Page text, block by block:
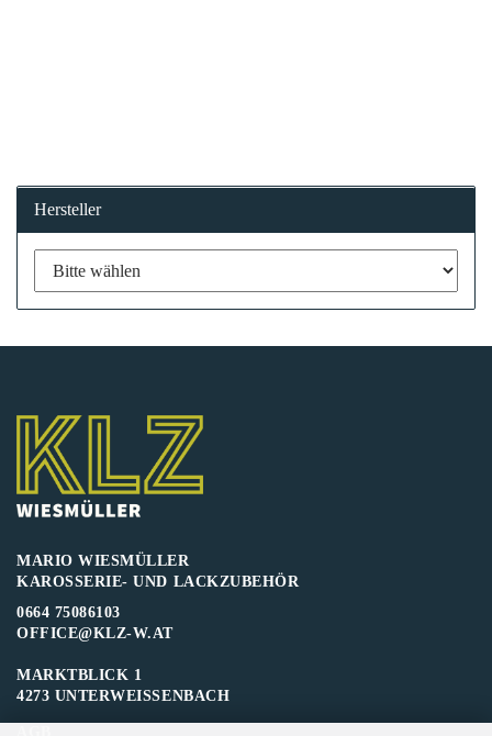
Hersteller
MARIO WIESMÜLLER
KAROSSERIE- UND LACKZUBEHÖR
0664 75086103
OFFICE@KLZ-W.AT
MARKTBLICK 1
4273 UNTERWEISSENBACH